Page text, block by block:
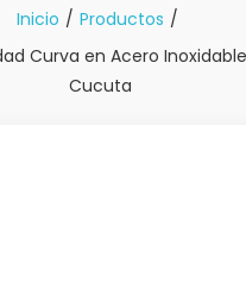
Inicio
Productos
Curva en Acero Inoxidable
Cucuta